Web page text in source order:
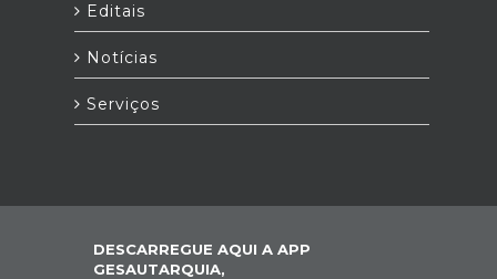
Editais
Notícias
Serviços
DESCARREGUE AQUI A APP
GESAUTARQUIA,